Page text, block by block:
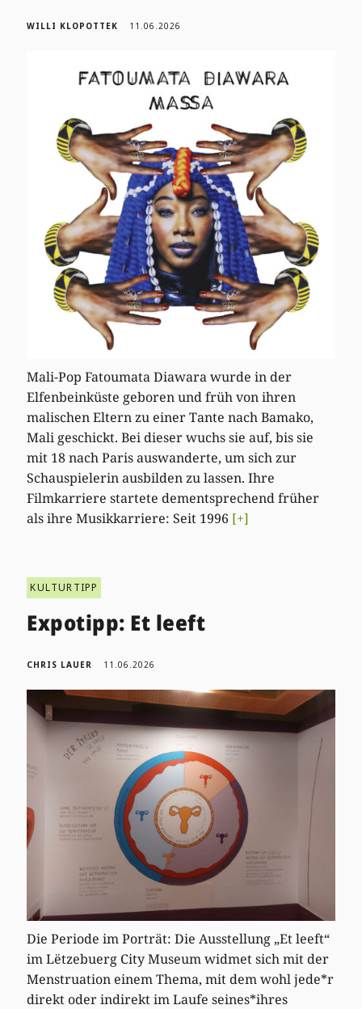
WILLI KLOPOTTEK 11.06.2026
Mali-Pop Fatoumata Diawara wurde in der
Elfenbeinküste geboren und früh von ihren
malischen Eltern zu einer Tante nach Bamako,
Mali geschickt. Bei dieser wuchs sie auf, bis sie
mit 18 nach Paris auswanderte, um sich zur
Schauspielerin ausbilden zu lassen. Ihre
Filmkarriere startete dementsprechend früher
als ihre Musikkarriere: Seit 1996 [+]
KULTURTIPP
Expotipp: Et leeft
CHRIS LAUER 11.06.2026
Die Periode im Porträt: Die Ausstellung „Et leeft“
im Lëtzebuerg City Museum widmet sich mit der
Menstruation einem Thema, mit dem wohl jede*r
direkt oder indirekt im Laufe seines*ihres